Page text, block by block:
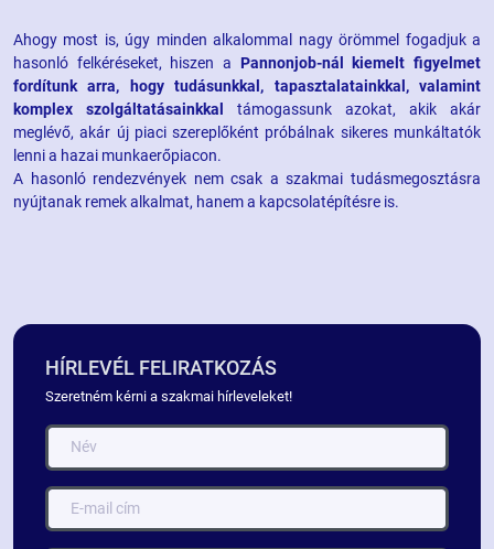
Ahogy most is, úgy minden alkalommal nagy örömmel fogadjuk a
hasonló felkéréseket, hiszen a Pannonjob-nál kiemelt figyelmet
fordítunk arra, hogy tudásunkkal, tapasztalatainkkal, valamint
komplex szolgáltatásainkkal
támogassunk azokat, akik akár
meglévő, akár új piaci szereplőként próbálnak sikeres munkáltatók
lenni a hazai munkaerőpiacon.
A hasonló rendezvények nem csak a szakmai tudásmegosztásra
nyújtanak remek alkalmat, hanem a kapcsolatépítésre is.
HÍRLEVÉL FELIRATKOZÁS
Szeretném kérni a szakmai hírleveleket!